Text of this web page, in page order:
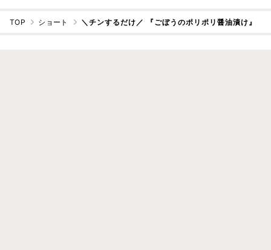
TOP ショート ＼チンするだけ／ 『ごぼうのポリポリ醤油漬け』